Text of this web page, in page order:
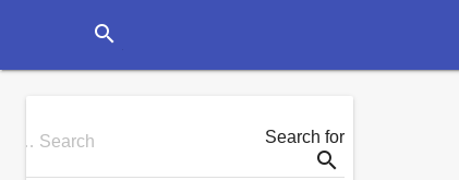
search
Search for
Search …
search